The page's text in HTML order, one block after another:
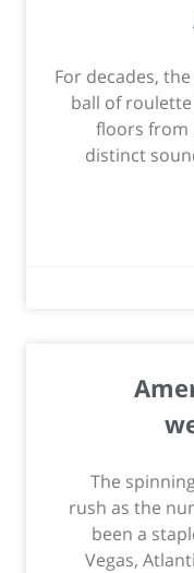
For decades,
ball of
floors from
distinct
The
rush as the
been a
Vegas,